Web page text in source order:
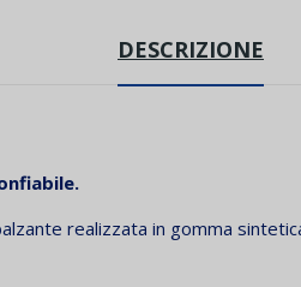
DESCRIZIONE
realizzata in gomma